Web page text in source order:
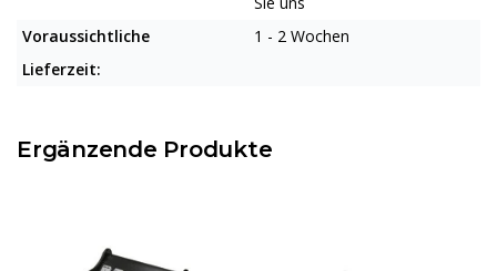
Voraussichtliche
Lieferzeit:
1 - 2 Wochen
Ergänzende Produkte